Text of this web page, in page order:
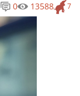
7
0 13588